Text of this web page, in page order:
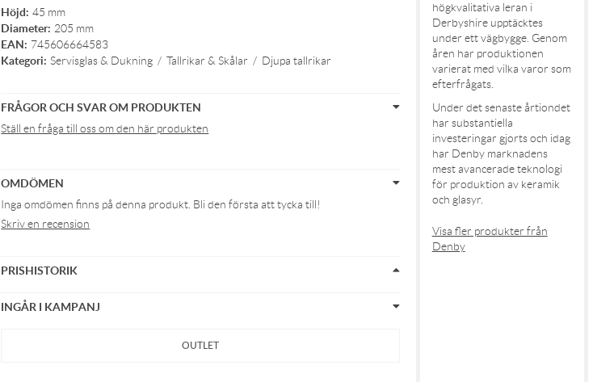
Höjd: 45 mm
Diameter: 205 mm
EAN: 745606664583
Kategori: Servisglas & Dukning /Tallrikar & Skålar / Djupa tallrikar
FRÅGOR OCH SVAR OM PRODUKTEN
Ställ en fråga till oss om den här produkten
OMDÖMEN
Inga omdömen finns på denna produkt. Bli den första att tycka till!
Skriv en recension
PRISHISTORIK
INGÅR I KAMPANJ
OUTLET
högkvalitativa leran i
Derbyshire upptäcktes
under ett vägbygge. Genom
åren har produktionen
varierat med vilka varor som
efterfrågats.
Under det senaste årtiondet
har substantiella
investeringar gjorts och idag
har Denby marknadens
mest avancerade teknologi
för produktion av keramik
och glasyr.
Visa fler produkter från
Denby